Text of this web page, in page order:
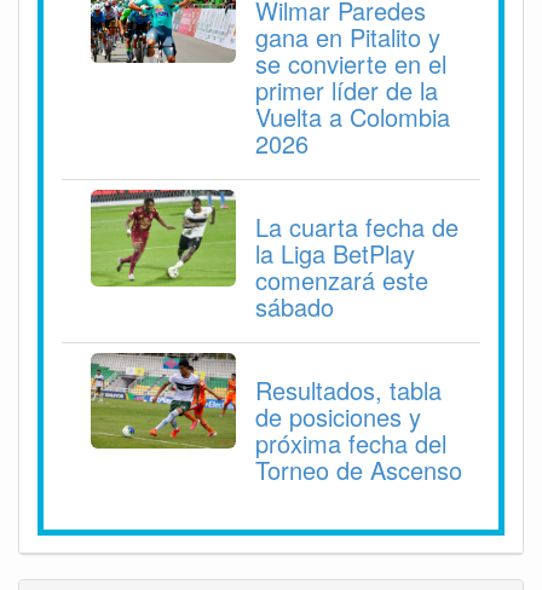
Wilmar Paredes
gana en Pitalito y
se convierte en el
primer líder de la
Vuelta a Colombia
2026
La cuarta fecha de
la Liga BetPlay
comenzará este
sábado
Resultados, tabla
de posiciones y
próxima fecha del
Torneo de Ascenso